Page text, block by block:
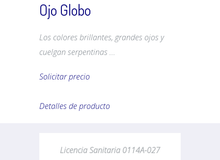
Ojo Globo
Los colores brillantes, grandes ojos y
cuelgan serpentinas ...
Solicitar precio
Detalles de producto
Licencia Sanitaria 0114A-027